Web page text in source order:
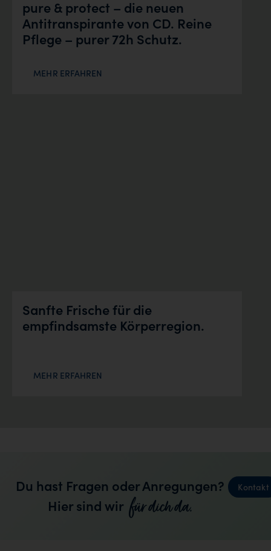
pure & protect – die neuen
Antitranspirante von CD. Reine
Pflege – purer 72h Schutz.
MEHR ERFAHREN
Sanfte Frische für die
empfindsamste Körperregion.
MEHR ERFAHREN
Du hast Fragen oder Anregungen?
Hier sind wir für dich da.
Kontakt